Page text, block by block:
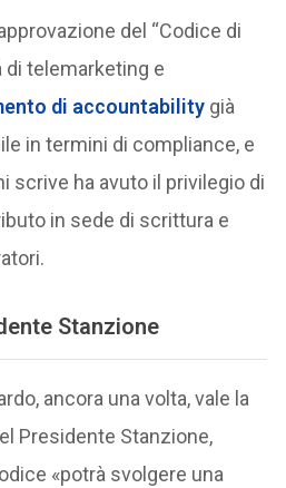
del “Codice di
telemarketing e
di accountability già
in termini di compliance, e
scrive ha avuto il privilegio di
in sede di scrittura e
Stanzione
ancora una volta, vale la
Presidente Stanzione,
«potrà svolgere una